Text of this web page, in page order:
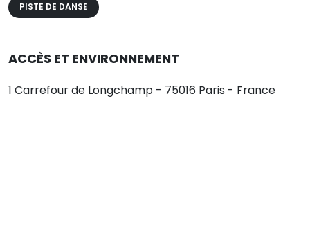
PISTE DE DANSE
ACCÈS ET ENVIRONNEMENT
1 Carrefour de Longchamp - 75016 Paris - France